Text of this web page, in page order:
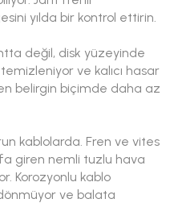
yılda bir kontrol ettirin.
değil, disk yüzeyinde
ve kalıcı hasar
belirgin biçimde daha az
kablolarda. Fren ve vites
giren nemli tuzlu hava
Korozyonlu kablo
ve balata